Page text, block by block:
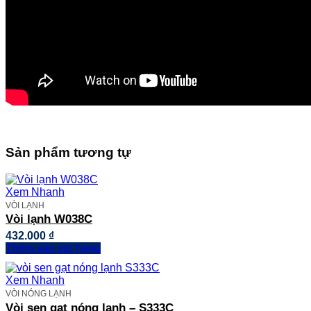
Sản phẩm tương tự
Xem Nhanh
VÒI LẠNH
Vòi lạnh W038C
432.000 ₫
Thêm vào giỏ hàng
Xem Nhanh
VÒI NÓNG LẠNH
Vòi sen gạt nóng lạnh – S333C